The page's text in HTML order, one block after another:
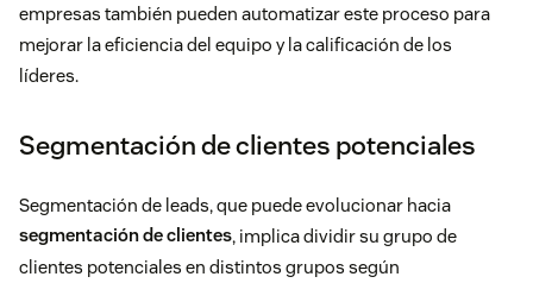
empresas también pueden automatizar este proceso para
mejorar la eficiencia del equipo y la calificación de los
líderes.
Segmentación de clientes potenciales
Segmentación de leads, que puede evolucionar hacia
segmentación de clientes, implica dividir su grupo de
clientes potenciales en distintos grupos según